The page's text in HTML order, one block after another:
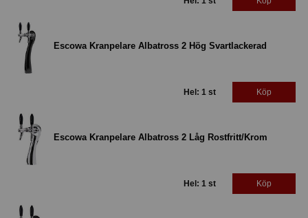
Escowa Kranpelare Albatross 2 Hög Svartlackerad
Hel: 1 st Köp
Escowa Kranpelare Albatross 2 Låg Rostfritt/Krom
Hel: 1 st Köp